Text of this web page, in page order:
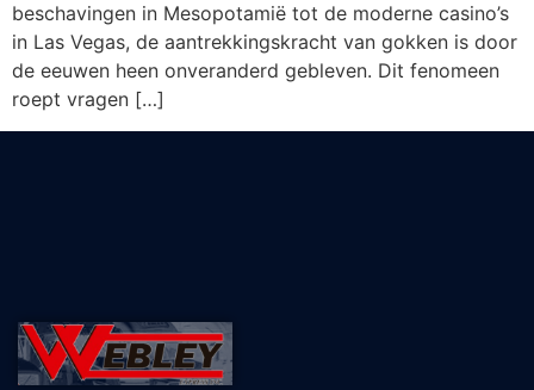
beschavingen in Mesopotamië tot de moderne casino’s
in Las Vegas, de aantrekkingskracht van gokken is door
de eeuwen heen onveranderd gebleven. Dit fenomeen
roept vragen […]